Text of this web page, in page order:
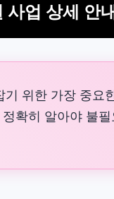
업 상세 안
위한 가장 중요
확히 알아야 불